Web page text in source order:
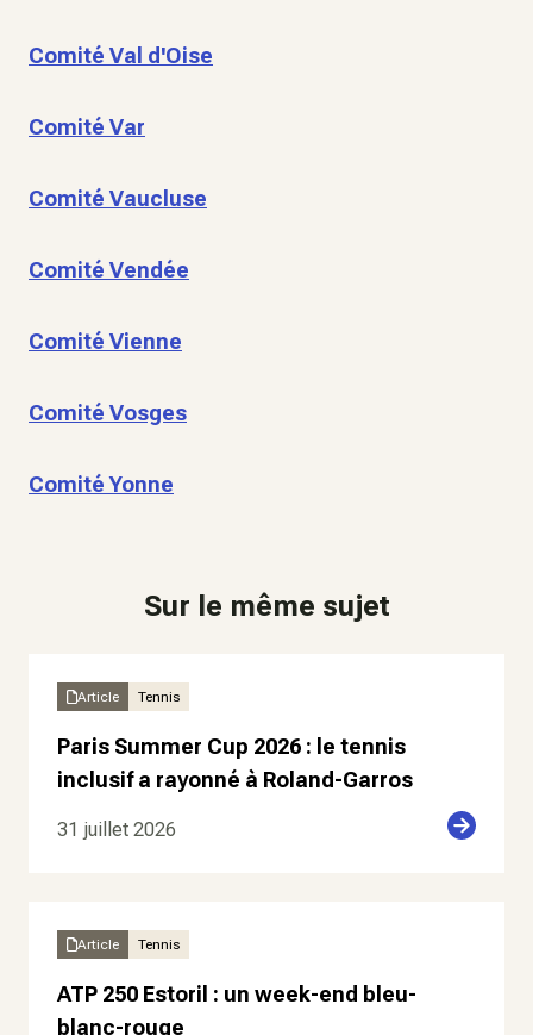
Comité Val d'Oise
Comité Var
Comité Vaucluse
Comité Vendée
Comité Vienne
Comité Vosges
Comité Yonne
Sur le même sujet
Article Tennis
Paris Summer Cup 2026 : le tennis
inclusif a rayonné à Roland-Garros
31 juillet 2026
Article Tennis
ATP 250 Estoril : un week-end bleu-
blanc-rouge